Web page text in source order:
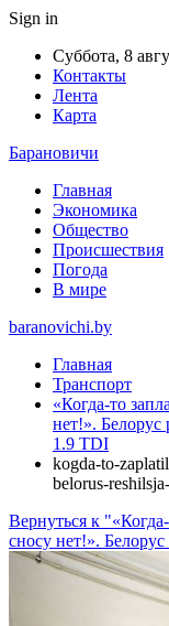
Sign in
Суббота, 8
Контакты
Лента
Карта
Барановичи
Главная
Экономика
Общество
Происшествия
Погода
В мире
baranovichi.by
Главная
Транспорт
«Когда-то
нет!».
1.9 TDI
kogda-to-
belorus-
Вернуться к
сносу нет!».